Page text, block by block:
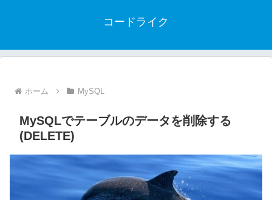
コードライク
ホーム MySQL
MySQLでテーブルのデータを削除する
(DELETE)